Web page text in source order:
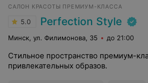
САЛОН КРАСОТЫ ПРЕМИУМ-КЛАССА
5.0 Perfection Style
Минск, ул. Филимонова, 35 до 21:00
Стильное пространство премиум-
привлекательных образов.